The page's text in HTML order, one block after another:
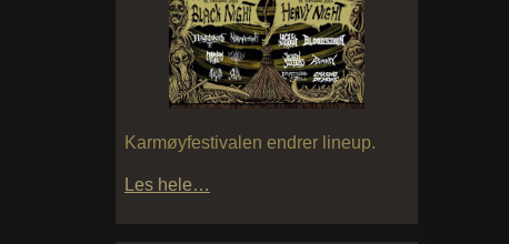
Karmøyfestivalen endrer lineup.
Les hele…